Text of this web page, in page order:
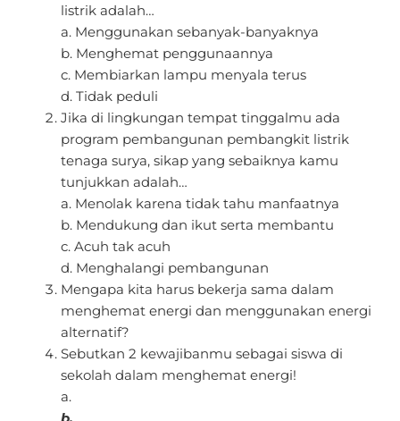
listrik adalah…
a. Menggunakan sebanyak-banyaknya
b. Menghemat penggunaannya
c. Membiarkan lampu menyala terus
d. Tidak peduli
Jika di lingkungan tempat tinggalmu ada
program pembangunan pembangkit listrik
tenaga surya, sikap yang sebaiknya kamu
tunjukkan adalah…
a. Menolak karena tidak tahu manfaatnya
b. Mendukung dan ikut serta membantu
c. Acuh tak acuh
d. Menghalangi pembangunan
Mengapa kita harus bekerja sama dalam
menghemat energi dan menggunakan energi
alternatif?
Sebutkan 2 kewajibanmu sebagai siswa di
sekolah dalam menghemat energi!
a.